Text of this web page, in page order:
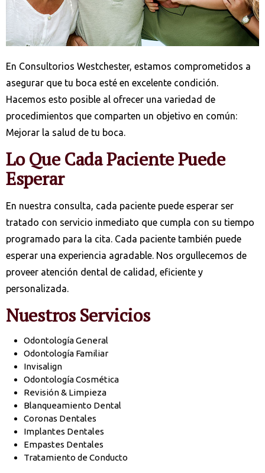
En Consultorios Westchester, estamos comprometidos a
asegurar que tu boca esté en excelente condición.
Hacemos esto posible al ofrecer una variedad de
procedimientos que comparten un objetivo en común:
Mejorar la salud de tu boca.
Lo Que Cada Paciente Puede
Esperar
En nuestra consulta, cada paciente puede esperar ser
tratado con servicio inmediato que cumpla con su tiempo
programado para la cita. Cada paciente también puede
esperar una experiencia agradable. Nos orgullecemos de
proveer atención dental de calidad, eficiente y
personalizada.
Nuestros Servicios
Odontología General
Odontología Familiar
Invisalign
Odontología Cosmética
Revisión & Limpieza
Blanqueamiento Dental
Coronas Dentales
Implantes Dentales
Empastes Dentales
Tratamiento de Conducto